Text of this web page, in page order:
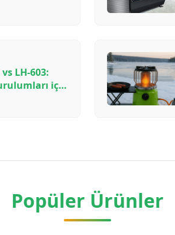
LH-603:
için
Popüler Ürünler